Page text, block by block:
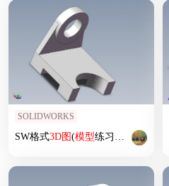
SOLIDWORKS
SW格式3D图(模型练习题)-004